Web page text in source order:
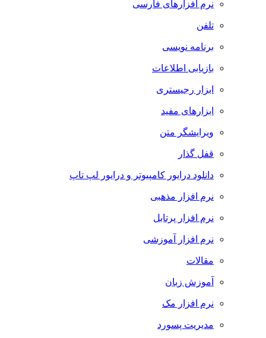
نرم افزارهای فارسی
تلفن
برنامه نویسی
بازیابی اطلاعات
ابزار رجیستری
ابزارهای مفید
ویرایشگر متن
قفل گذار
دانلود درایور کامپیوتر و درایور لپ تاپ
نرم افزار مذهبی
نرم افزار پرتابل
نرم افزار آموزشی
مقالات
آموزش زبان
نرم افزار مک
مدیریت پسورد